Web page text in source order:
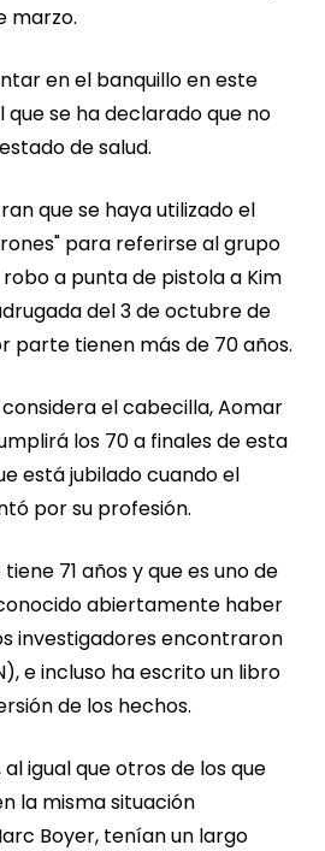
marzo.
en el banquillo en este
se ha declarado que no
de salud.
que se haya utilizado el
para referirse al grupo
a punta de pistola a Kim
del 3 de octubre de
parte tienen más de 70 años.
el cabecilla, Aomar
los 70 a finales de esta
está jubilado cuando el
por su profesión.
71 años y que es uno de
abiertamente haber
investigadores encontraron
e incluso ha escrito un libro
de los hechos.
al igual que otros de los que
la misma situación
Boyer, tenían un largo